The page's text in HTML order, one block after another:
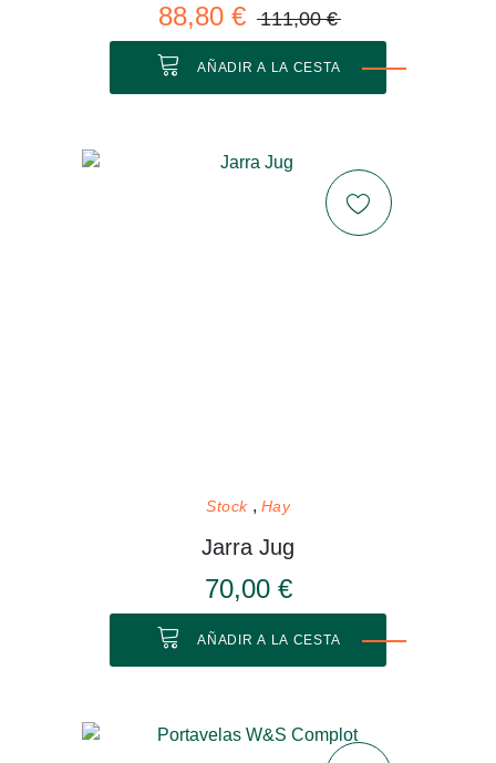
88,80 € 111,00 €
AÑADIR A LA CESTA
Stock Hay
Jarra Jug
70,00 €
AÑADIR A LA CESTA